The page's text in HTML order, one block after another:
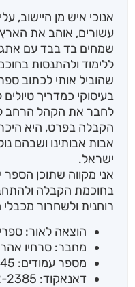
אנוכי איש מן היישוב,
עשורים, אוהב את הארץ
שמחים בד בבד עם
ללימוד ולהתנסות
שהוביל אותי לכתוב
בעיסוקי כמדריך
לחבר את הקהל הרחב
הקבלה בפרט, היא
אבות אבותינו ושבהם
ישראל.
אני מקווה שתוכן
בחוכמת הקבלה
רוחנית ולשחרור מכבלי
הוצאה לאור:
מחבר: סרחיו
מספר עמודים: 245
דאנאקוד: 1272-2385